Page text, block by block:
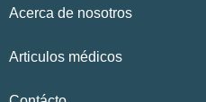
Acerca de nosotros
Articulos médicos